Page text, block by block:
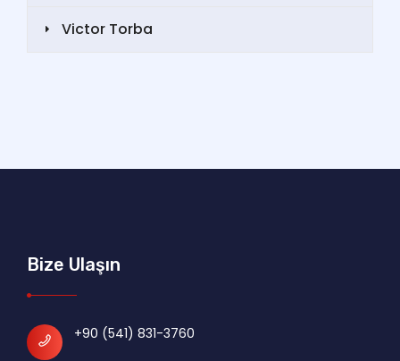
Victor Torba
Bize Ulaşın
+90 (541) 831-3760